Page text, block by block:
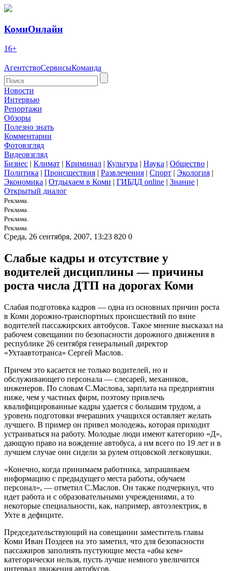
КомиОнлайн
16+
АгентствоСервисыКоманда
Новости
Интервью
Репортажи
Обзоры
Полезно знать
Комментарии
Фотовзгляд
Видеовзгляд
Бизнес | Климат | Криминал | Культура | Наука | Общество |
Политика | Происшествия | Развлечения | Спорт | Экология |
Экономика | Отдыхаем в Коми | ГИБДД online | Знание |
Открытый диалог
Реклама.
Реклама.
Реклама.
Реклама.
Среда, 26 сентября, 2007, 13:23 820 0
Слабые кадры и отсутствие у
водителей дисциплины — причины
роста числа ДТП на дорогах Коми
Слабая подготовка кадров — одна из основных причин роста
в Коми дорожно-транспортных происшествий по вине
водителей пассажирских автобусов. Такое мнение высказал на
рабочем совещании по безопасности дорожного движения в
республике 26 сентября генеральный директор
«Ухтаавтотранса» Сергей Маслов.
Причем это касается не только водителей, но и
обслуживающего персонала — слесарей, механиков,
инженеров. По словам С.Маслова, зарплата на предприятии
ниже, чем у частных фирм, поэтому привлечь
квалифицированные кадры удается с большим трудом, а
уровень подготовки вчерашних учащихся оставляет желать
лучшего. В пример он привел молодежь, которая приходит
устраиваться на работу. Молодые люди имеют категорию «Д»,
дающую право на вождение автобуса, а им всего по 19 лет и в
лучшем случае они сидели за рулем отцовской легковушки.
«Конечно, когда принимаем работника, запрашиваем
информацию с предыдущего места работы, обучаем
персонал», — отметил С.Маслов. Он также подчеркнул, что
идет работа и с образовательными учреждениями, а то
некоторые специальности, как, например, автоэлектрик, в
Ухте в дефиците.
Председательствующий на совещании заместитель главы
Коми Иван Поздеев на это заметил, что для безопасности
пассажиров заполнять пустующие места «абы кем»
категорически нельзя, пусть лучше немного увеличится
интервал движения автобусов.